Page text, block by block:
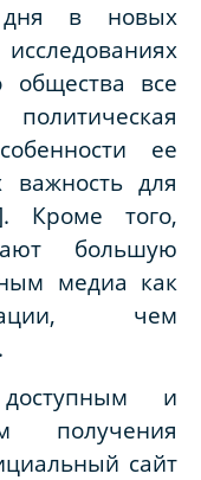
дня в новых
общества все
ее
для
Кроме того,
большую
медиа как
чем
и
получения
сайт